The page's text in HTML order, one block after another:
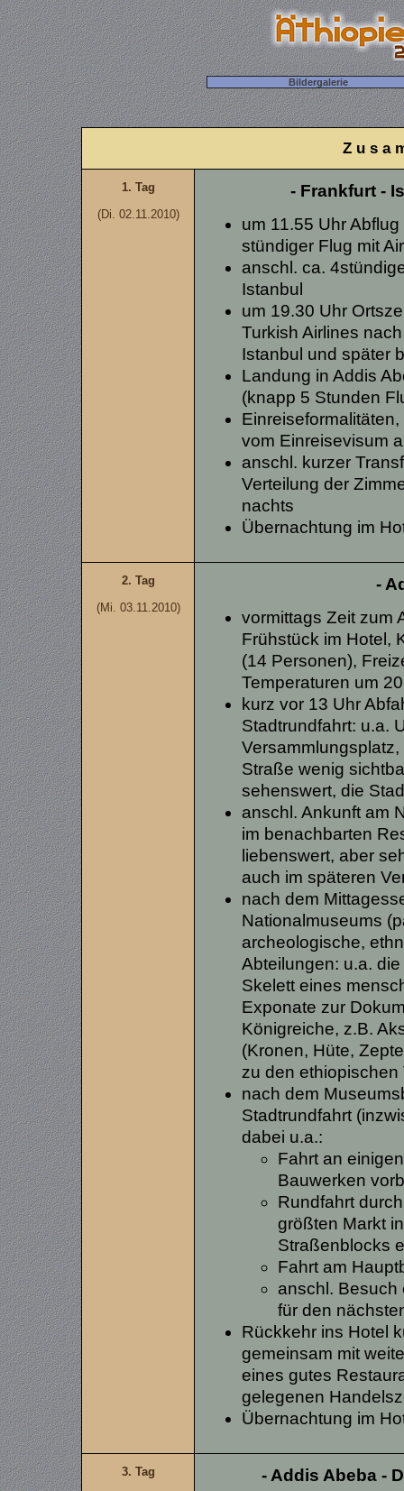
Bildergalerie
Z u s a
1. Tag
(Di. 02.11.2010)
- Frankfurt -
um 11.55 Uhr
stündiger Flug mit
anschl. ca.
Istanbul
um 19.30 Uhr
Turkish Airlines
Istanbul und später
Landung in Addis
(knapp 5 Stunden
vom Einreisevisum
anschl. kurzer
Verteilung der
nachts
Übernachtung im
2. Tag
(Mi. 03.11.2010)
-
vormittags Zeit zum
Frühstück im Hotel,
(14 Personen),
Temperaturen um
kurz vor 13 Uhr
Stadtrundfahrt: u.a.
Straße wenig
sehenswert, die
anschl. Ankunft am
im benachbarten
liebenswert, aber
auch im späteren
nach dem
Nationalmuseums
archeologische,
Abteilungen: u.a.
Skelett eines
Exponate zur
Königreiche, z.B.
(Kronen, Hüte,
zu den ethiopischen
nach dem
Stadtrundfahrt
dabei u.a.:
Fahrt an
Bauwerken
Rundfahrt
größten Markt
Straßenblocks
Fahrt am
anschl. Besuch
für den
Rückkehr ins Hotel
gemeinsam mit
eines gutes
gelegenen
Übernachtung im
3. Tag
- Addis Abeba -